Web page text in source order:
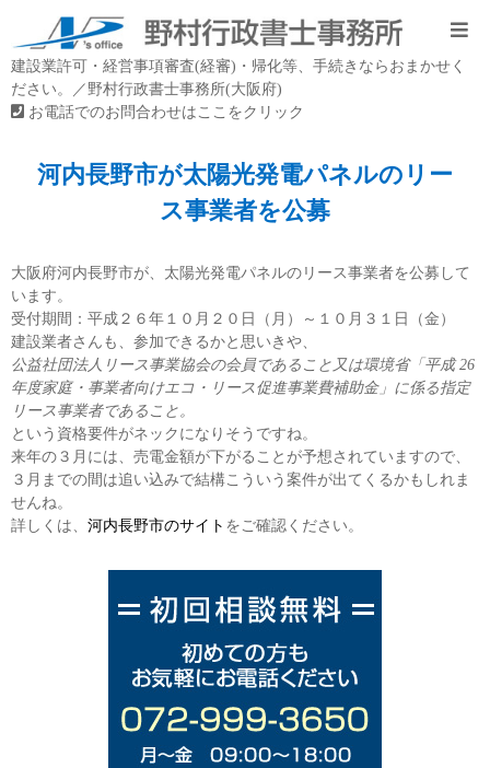
建設業許可・経営事項審査(経審)・帰化等、手続きならおまかせく
ださい。／野村行政書士事務所(大阪府)
お電話でのお問合わせはここをクリック
河内長野市が太陽光発電パネルのリー
ス事業者を公募
大阪府河内長野市が、太陽光発電パネルのリース事業者を公募して
います。
受付期間：平成２６年１０月２０日（月）～１０月３１日（金）
建設業者さんも、参加できるかと思いきや、
公益社団法人リース事業協会の会員であること又は環境省「平成 26
年度家庭・事業者向けエコ・リース促進事業費補助金」に係る指定
リース事業者であること。
という資格要件がネックになりそうですね。
来年の３月には、売電金額が下がることが予想されていますので、
３月までの間は追い込みで結構こういう案件が出てくるかもしれま
せんね。
詳しくは、 河内長野市のサイト をご確認ください。